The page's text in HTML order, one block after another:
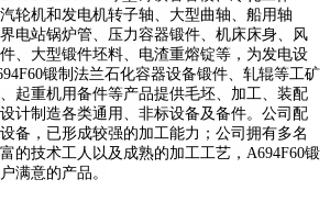
轮机和发电机转子轴、大型曲轴、船用轴
电站锅炉管、压力容器锻件、机床床身、风
、大型锻件坯料、电渣重熔锭等，为发电设
锻制法兰石化容器设备锻件、轧辊等工矿
起重机用备件等产品提供毛坯、加工、装配
计制造各类通用、非标设备及备件。公司配
备，已形成较强的加工能力；公司拥有多名
的技术工人以及成熟的加工工艺，A694F60锻
满意的产品。